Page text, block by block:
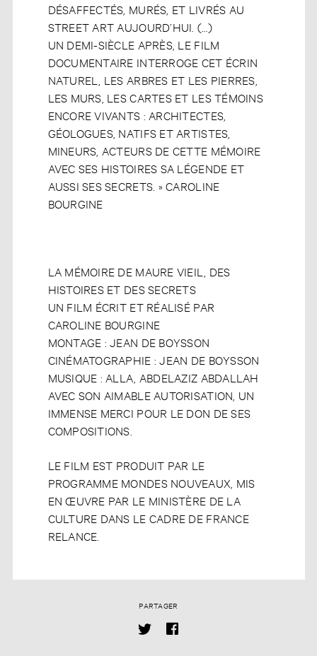
DÉSAFFECTÉS, MURÉS, ET LIVRÉS AU
STREET ART AUJOURD’HUI. (…)
UN DEMI-SIÈCLE APRÈS, LE FILM
DOCUMENTAIRE INTERROGE CET ÉCRIN
NATUREL, LES ARBRES ET LES PIERRES,
LES MURS, LES CARTES ET LES TÉMOINS
ENCORE VIVANTS : ARCHITECTES,
GÉOLOGUES, NATIFS ET ARTISTES,
MINEURS, ACTEURS DE CETTE MÉMOIRE
AVEC SES HISTOIRES SA LÉGENDE ET
AUSSI SES SECRETS. » CAROLINE
BOURGINE
LA MÉMOIRE DE MAURE VIEIL, DES
HISTOIRES ET DES SECRETS
UN FILM ÉCRIT ET RÉALISÉ PAR
CAROLINE BOURGINE
MONTAGE : JEAN DE BOYSSON
CINÉMATOGRAPHIE : JEAN DE BOYSSON
MUSIQUE : ALLA, ABDELAZIZ ABDALLAH
AVEC SON AIMABLE AUTORISATION, UN
IMMENSE MERCI POUR LE DON DE SES
COMPOSITIONS.
LE FILM EST PRODUIT PAR LE
PROGRAMME MONDES NOUVEAUX, MIS
EN ŒUVRE PAR LE MINISTÈRE DE LA
CULTURE DANS LE CADRE DE FRANCE
RELANCE.
PARTAGER